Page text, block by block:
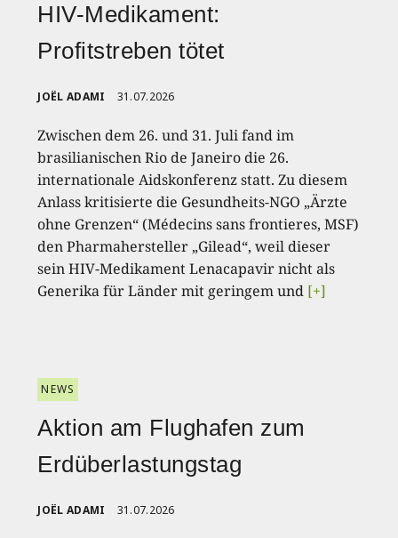
HIV-Medikament:
Profitstreben tötet
JOËL ADAMI 31.07.2026
Zwischen dem 26. und 31. Juli fand im
brasilianischen Rio de Janeiro die 26.
internationale Aidskonferenz statt. Zu diesem
Anlass kritisierte die Gesundheits-NGO „Ärzte
ohne Grenzen“ (Médecins sans frontieres, MSF)
den Pharmahersteller „Gilead“, weil dieser
sein HIV-Medikament Lenacapavir nicht als
Generika für Länder mit geringem und [+]
NEWS
Aktion am Flughafen zum
Erdüberlastungstag
JOËL ADAMI 31.07.2026